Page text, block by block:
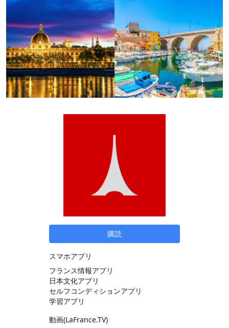
購読
スマホアプリ
フランス情報アプリ
日本文化アプリ
セルフコンディションアプリ
学習アプリ
動画(LaFrance.TV)